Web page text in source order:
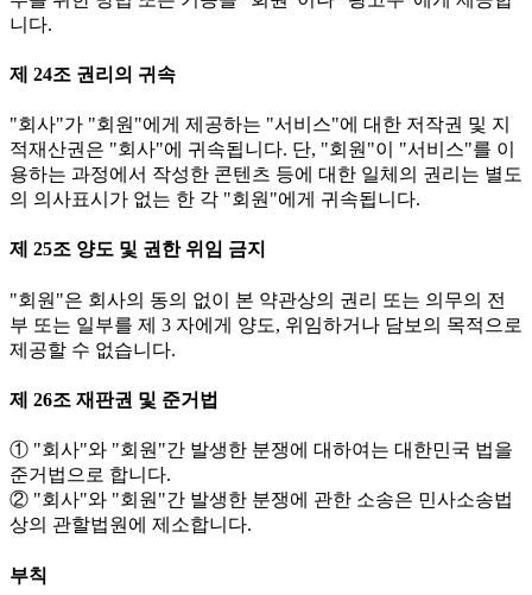
니다.
제 24조 권리의 귀속
"회사"가 "회원"에게 제공하는 "서비스"에 대한 저작권 및 지
적재산권은 "회사"에 귀속됩니다. 단, "회원"이 "서비스"를 이
용하는 과정에서 작성한 콘텐츠 등에 대한 일체의 권리는 별도
의 의사표시가 없는 한 각 "회원"에게 귀속됩니다.
제 25조 양도 및 권한 위임 금지
"회원"은 회사의 동의 없이 본 약관상의 권리 또는 의무의 전
부 또는 일부를 제 3 자에게 양도, 위임하거나 담보의 목적으로
제공할 수 없습니다.
제 26조 재판권 및 준거법
① "회사"와 "회원"간 발생한 분쟁에 대하여는 대한민국 법을
준거법으로 합니다.
② "회사"와 "회원"간 발생한 분쟁에 관한 소송은 민사소송법
상의 관할법원에 제소합니다.
부칙